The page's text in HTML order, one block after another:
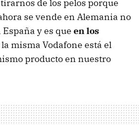
de los pelos porque
se vende en Alemania no
y es que en los
la misma Vodafone está el
producto en nuestro